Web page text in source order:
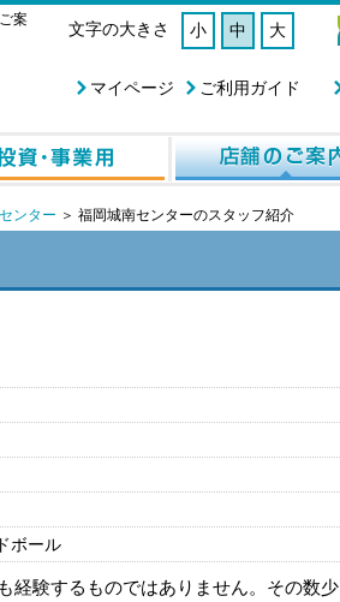
案
文字の大きさ 小 中 大
ご利用ガイド
マイページ
ンター ＞ 福岡城南センターのスタッフ紹介
ボール
経験するものではありません。その数少